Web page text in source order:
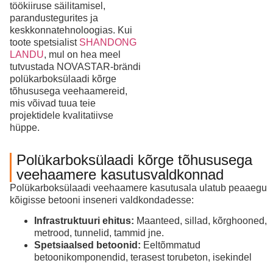
töökiiruse säilitamisel,
parandustegurites ja
keskkonnatehnoloogias. Kui
toote spetsialist SHANDONG
LANDU, mul on hea meel
tutvustada NOVASTAR-brändi
polükarboksülaadi kõrge
tõhususega veehaamereid,
mis võivad tuua teie
projektidele kvalitatiivse
hüppe.
Polükarboksülaadi kõrge tõhususega
veehaamere kasutusvaldkonnad
Polükarboksülaadi veehaamere kasutusala ulatub peaaegu
kõigisse betooni inseneri valdkondadesse:
Infrastruktuuri ehitus: Maanteed, sillad, kõrghooned,
metrood, tunnelid, tammid jne.
Spetsiaalsed betoonid: Eeltõmmatud
betoonikomponendid, terasest torubeton, isekindel